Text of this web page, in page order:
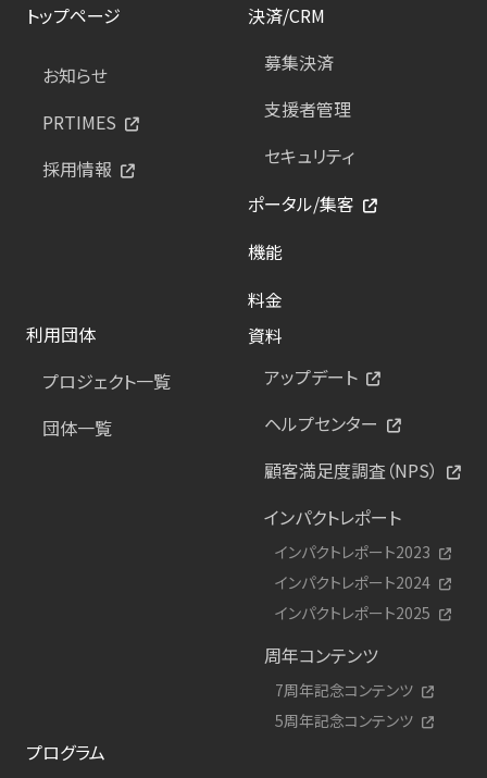
トップページ
お知らせ
PRTIMES
採用情報
決済/CRM
募集決済
支援者管理
セキュリティ
ポータル/集客
機能
料金
利用団体
プロジェクト一覧
団体一覧
資料
アップデート
ヘルプセンター
顧客満足度調査（NPS）
インパクトレポート
インパクトレポート2023
インパクトレポート2024
インパクトレポート2025
周年コンテンツ
7周年記念コンテンツ
5周年記念コンテンツ
プログラム